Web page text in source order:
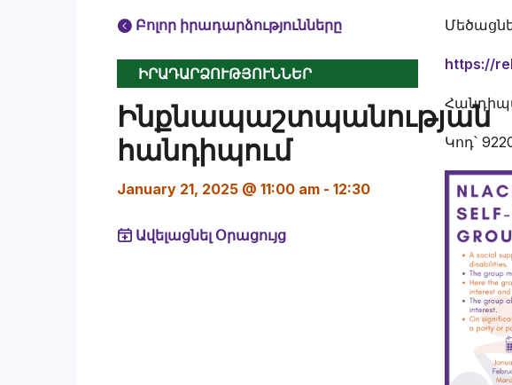
Բոլոր իրադարձությունները
ԻՐԱԴԱՐՁՈՒԹՅՈՒՆՆԵՐ
Ինքնապաշտպանության
հանդիպում
January 21, 2025 @ 11:00 am - 12:30
Ավելացնել Օրացույց
https://
Կոդ՝